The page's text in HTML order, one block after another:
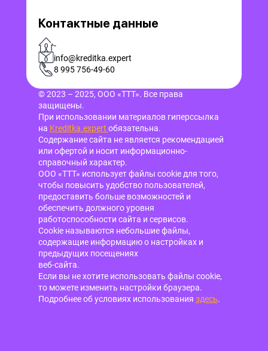
Контактные данные
-
info@kreditka.expert
8 995 756-49-60
© 2023 – 2025, ООО «ТТТ». Все права
защищены.
При использовании материалов гиперссылка
на Kreditka.expert обязательна.
Содержание сайта не является рекомендацией
или офертой и носит информационно-
справочный характер.
ООО «ТТТ» использует файлы cookie для того,
чтобы повысить удобство пользователей,
предоставить больше возможностей и
обеспечить должного уровня
работоспособности сайта и сервисов.
Cookie называются небольшие файлы,
содержащие информацию о настройках и
предыдущих посещениях
веб-сайта.
Если вы не хотите использовать файлы cookie,
то можете изменить настройки браузера.
Подробнее об условиях использования здесь.